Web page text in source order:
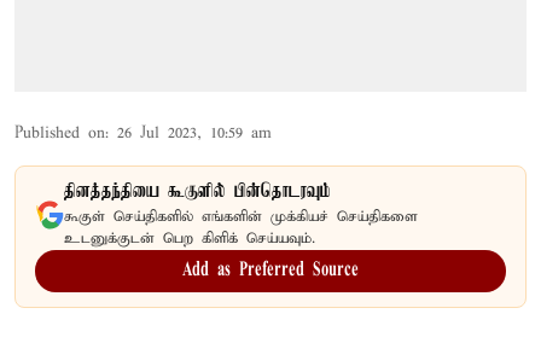
Published on: 26 Jul 2023, 10:59 am
தினத்தந்தியை கூகுளில் பின்தொடரவும்
கூகுள் செய்திகளில் எங்களின் முக்கியச் செய்திகளை
உடனுக்குடன் பெற கிளிக் செய்யவும்.
Add as Preferred Source